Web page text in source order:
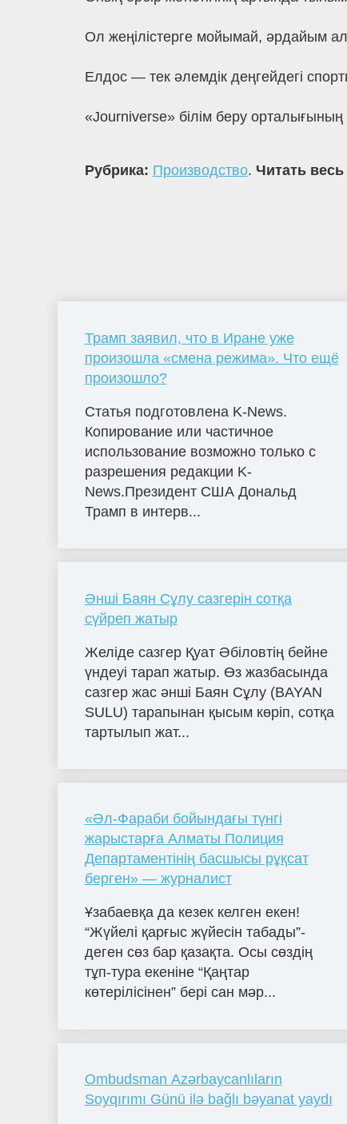
Ол жеңілістерге мойымай, әрдайым
Елдос — тек әлемдік деңгейдегі
«Journiverse» білім беру
Рубрика: Производство. Читать весь
Трамп заявил, что в Иране уже
произошла «смена режима». Что ещё
произошло?
Статья подготовлена K-News.
Копирование или частичное
использование возможно только с
разрешения редакции K-
News.Президент США Дональд
Трамп в интерв...
Әнші Баян Сұлу сазгерін сотқа
сүйреп жатыр
Желіде сазгер Қуат Әбіловтің бейне
үндеуі тарап жатыр. Өз жазбасында
сазгер жас әнші Баян Сұлу (BAYAN
SULU) тарапынан қысым көріп, сотқа
тартылып жат...
«Әл-Фараби бойындағы түнгі
жарыстарға Алматы Полиция
Департаментінің басшысы рұқсат
берген» — журналист
Ұзабаевқа да кезек келген екен!
“Жүйелі қарғыс жүйесін табады”-
деген сөз бар қазақта. Осы сөздің
тұп-тура екеніне “Қаңтар
көтерілісінен” бері сан мәр...
Ombudsman Azərbaycanlıların
Soyqırımı Günü ilə bağlı bəyanat yaydı